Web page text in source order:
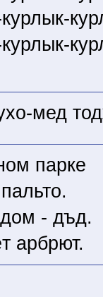
мед
парке
- дъд.
арбрют.